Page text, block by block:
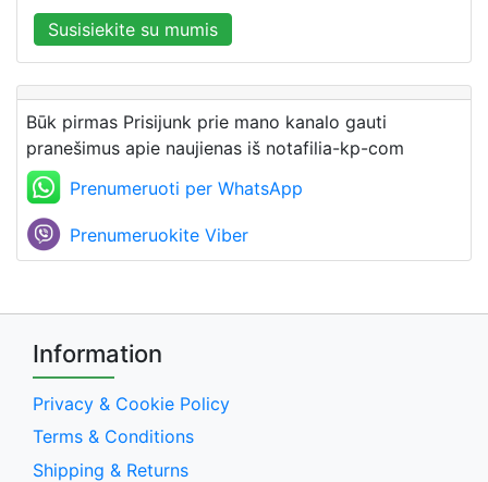
Susisiekite su mumis
Būk pirmas Prisijunk prie mano kanalo gauti
pranešimus apie naujienas iš notafilia-kp-com
Prenumeruoti per WhatsApp
Prenumeruokite Viber
Information
Privacy & Cookie Policy
Terms & Conditions
Shipping & Returns